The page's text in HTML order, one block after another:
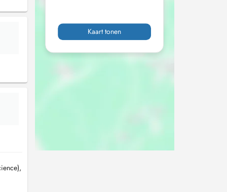
Kaart tonen